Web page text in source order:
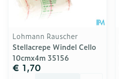
Lohmann Rauscher
Stellacrepe Windel Cello
10cmx4m 35156
€ 1,70